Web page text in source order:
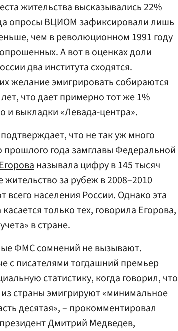
жительства высказывались 22%
опросы ВЦИОМ зафиксировали лишь
чем в революционном 1991 году
А вот в оценках доли
два института сходятся.
желание эмигрировать собираются
что дает примерно тот же 1%
и выкладки «Левада-центра».
что не так уж много
года замглавы Федеральной
называла цифру в 145 тысяч
за рубеж в 2008–2010
всего населения России. Однако эта
только тех, говорила Егорова,
в стране.
ФМС сомнений не вызывают.
с писателями тогдашний премьер
статистику, когда говорил, что
страны эмигрируют «минимальное
десятая», – прокомментировал
Дмитрий Медведев,